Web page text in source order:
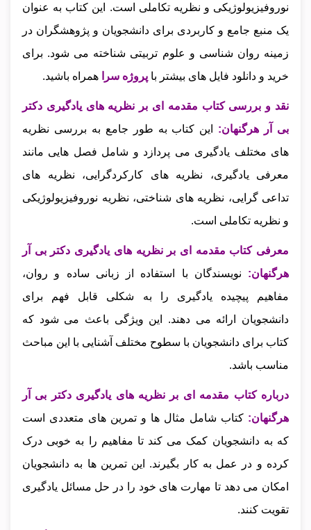
نوروفیزیولوژیکی و نظریه تکاملی است. این کتاب به عنوان
یک منبع جامع و کاربردی برای دانشجویان و پژوهشگران در
زمینه روان‌ شناسی و علوم تربیتی شناخته می‌ شود. برای
خرید و دانلود فایل های بیشتر با پروژه سرا همراه باشید.
نقد و بررسی کتاب مقدمه ای بر نظریه های یادگیری دکتر
بی آر هرگنهان:
این کتاب به طور جامع به بررسی نظریه‌
های مختلف یادگیری می‌ پردازد و شامل فصل‌ هایی مانند
معرفی یادگیری، نظریه‌ های کارکردگرایی، نظریه‌ های
تداعی‌ گرایی، نظریه‌ های شناختی، نظریه نوروفیزیولوژیکی
و نظریه تکاملی است.
معرفی کتاب مقدمه ای بر نظریه های یادگیری دکتر بی آر
هرگنهان:
نویسندگان با استفاده از زبانی ساده و روان،
مفاهیم پیچیده یادگیری را به شکلی قابل فهم برای
دانشجویان ارائه می‌ دهند. این ویژگی باعث می‌ شود که
کتاب برای دانشجویان با سطوح مختلف آشنایی با این مباحث
مناسب باشد.
درباره کتاب مقدمه ای بر نظریه های یادگیری دکتر بی آر
هرگنهان: کتاب شامل مثال‌ ها و تمرین‌ های متعددی است
که به دانشجویان کمک می‌ کند تا مفاهیم را به خوبی درک
کرده و در عمل به کار بگیرند. این تمرین‌ ها به دانشجویان
امکان می‌ دهد تا مهارت‌ های خود را در حل مسائل یادگیری
تقویت کنند.